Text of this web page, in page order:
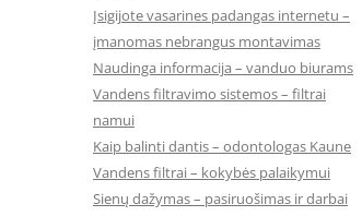
Įsigijote vasarines padangas internetu –
įmanomas nebrangus montavimas
Naudinga informacija – vanduo biurams
Vandens filtravimo sistemos – filtrai
namui
Kaip balinti dantis – odontologas Kaune
Vandens filtrai – kokybės palaikymui
Sienų dažymas – pasiruošimas ir darbai